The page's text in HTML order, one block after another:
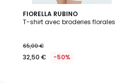
FIORELLA RUBINO
T-shirt avec broderies florales
65,00 €
32,50 € -50%